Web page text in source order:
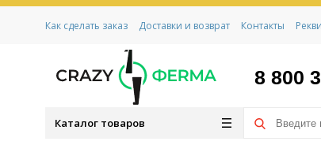
Как сделать заказ Доставки и возврат Контакты
8 800
Каталог товаров